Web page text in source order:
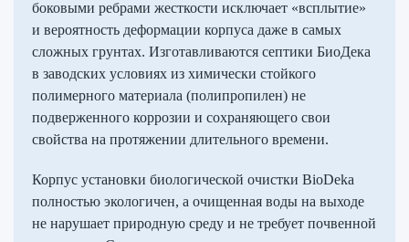
боковыми ребрами жесткости исключает «всплытие»
и вероятность деформации корпуса даже в самых
сложных грунтах. Изготавливаются септики БиоДека
в заводских условиях из химически стойкого
полимерного материала (полипропилен) не
подверженного коррозии и сохраняющего свои
свойства на протяжении длительного времени.
Корпус установки биологической очистки BioDeka
полностью экологичен, а очищенная воды на выходе
не нарушает природную среду и не требует почвенной